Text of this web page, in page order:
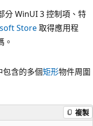
分 WinUI 3 控制項、特
Store取得應用程
。
包含的多個矩形物件周圍
複製